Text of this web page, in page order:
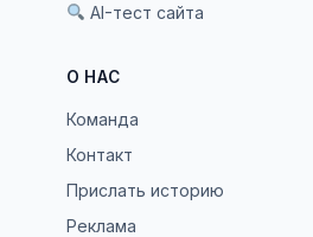
AI-тест сайта
О НАС
Команда
Контакт
Прислать историю
Реклама